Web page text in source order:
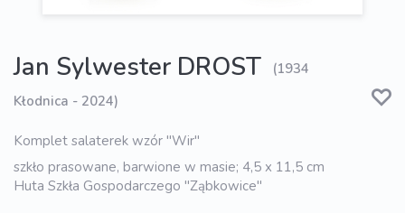
Jan Sylwester DROST
(1934
Kłodnica - 2024)
Komplet salaterek wzór "Wir"
szkło prasowane, barwione w masie; 4,5 x 11,5 cm
Huta Szkła Gospodarczego "Ząbkowice"